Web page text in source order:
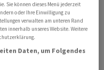
zentrale Bereiche für
um die
(WTO)
der
bekräftigen die Länder,
Sie können dieses Menü jederzeit
oder Ihre Einwilligung zu
verwalten am unteren Rand
innerhalb unseres Website. Weitere
Daten, um Folgendes